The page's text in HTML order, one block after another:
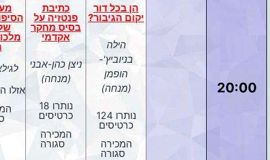
20:00
הן בכל דור
יקום הגיבור?
הילה
בניוביץ'-
הופמן
(מנחה)
נותרו 124
כרטיסים
המכירה
סגורה
כתיבת
פנטזיה על
בסיס מחקר
אקדמי
ניצן כהן-אבני
(מנחה)
נותרו 18
כרטיסים
המכירה
סגורה
אזלו